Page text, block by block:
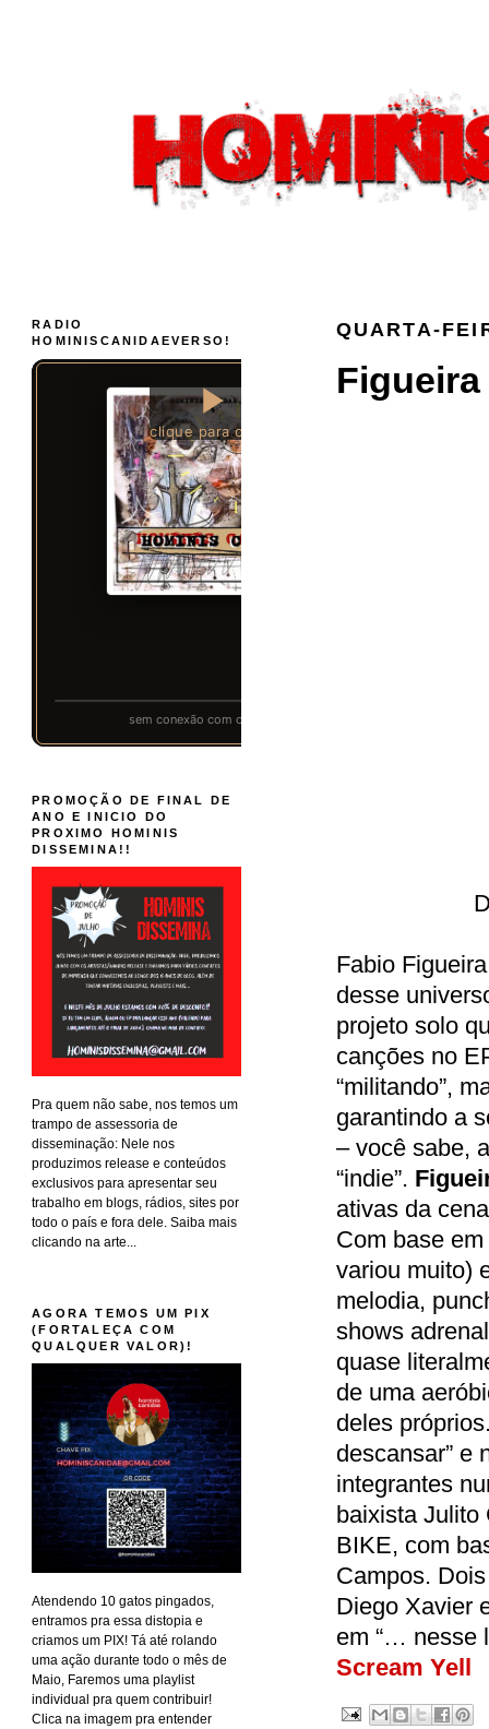
QUARTA-
Figueira
Fabio
desse
projeto solo
canções no
“militando”,
garantindo a
– você sabe,
“indie”.
ativas da
Com base
variou muito)
melodia,
shows
quase
de uma
deles
descansar” e
integrantes
baixista Julito
BIKE, com
Campos.
Diego Xavier
em “… nesse
Scream Yell
RADIO
HOMINISCANIDAEVERSO!
PROMOÇÃO DE FINAL DE
ANO E INICIO DO
PROXIMO HOMINIS
DISSEMINA!!
Pra quem não sabe, nos temos um
trampo de assessoria de
disseminação: Nele nos
produzimos release e conteúdos
exclusivos para apresentar seu
trabalho em blogs, rádios, sites por
todo o país e fora dele. Saiba mais
clicando na arte...
AGORA TEMOS UM PIX
(FORTALEÇA COM
QUALQUER VALOR)!
Atendendo 10 gatos pingados,
entramos pra essa distopia e
criamos um PIX! Tá até rolando
uma ação durante todo o mês de
Maio, Faremos uma playlist
individual pra quem contribuir!
Clica na imagem pra entender